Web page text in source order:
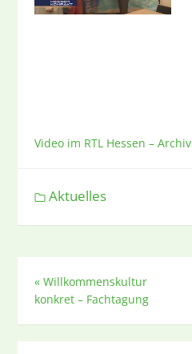
Video im RTL Hessen – Archiv
Aktuelles
«Willkommenskultur
konkret – Fachtagung